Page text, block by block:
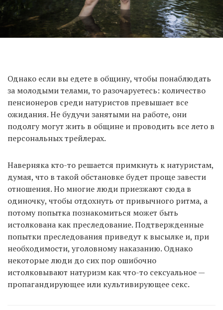
Однако если вы едете в общину, чтобы понаблюдать
за молодыми телами, то разочаруетесь: количество
пенсионеров среди натуристов превышает все
ожидания. Не будучи занятыми на работе, они
подолгу могут жить в общине и проводить все лето в
персональных трейлерах.
Наверняка кто-то решается примкнуть к натуристам,
думая, что в такой обстановке будет проще завести
отношения. Но многие люди приезжают сюда в
одиночку, чтобы отдохнуть от привычного ритма, а
потому попытка познакомиться может быть
истолкована как преследование. Подтвержденные
попытки преследования приведут к высылке и, при
необходимости, уголовному наказанию. Однако
некоторые люди до сих пор ошибочно
истолковывают натуризм как что-то сексуальное —
пропагандирующее или культивирующее секс.